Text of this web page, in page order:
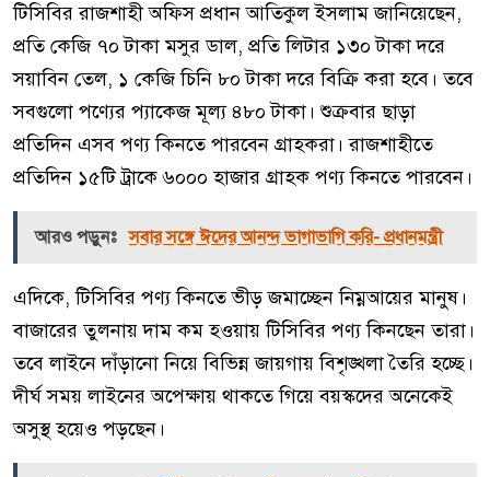
টিসিবির রাজশাহী অফিস প্রধান আতিকুল ইসলাম জানিয়েছেন,
প্রতি কেজি ৭০ টাকা মসুর ডাল, প্রতি লিটার ১৩০ টাকা দরে
সয়াবিন তেল, ১ কেজি চিনি ৮০ টাকা দরে বিক্রি করা হবে। তবে
সবগুলো পণ্যের প্যাকেজ মূল্য ৪৮০ টাকা। শুক্রবার ছাড়া
প্রতিদিন এসব পণ্য কিনতে পারবেন গ্রাহকরা। রাজশাহীতে
প্রতিদিন ১৫টি ট্রাকে ৬০০০ হাজার গ্রাহক পণ্য কিনতে পারবেন।
আরও পড়ুনঃ সবার সঙ্গে ঈদের আনন্দ ভাগাভাগি করি- প্রধানমন্ত্রী
এদিকে, টিসিবির পণ্য কিনতে ভীড় জমাচ্ছেন নিম্নআয়ের মানুষ।
বাজারের তুলনায় দাম কম হওয়ায় টিসিবির পণ্য কিনছেন তারা।
তবে লাইনে দাঁড়ানো নিয়ে বিভিন্ন জায়গায় বিশৃঙ্খলা তৈরি হচ্ছে।
দীর্ঘ সময় লাইনের অপেক্ষায় থাকতে গিয়ে বয়স্কদের অনেকেই
অসুস্থ হয়েও পড়ছেন।